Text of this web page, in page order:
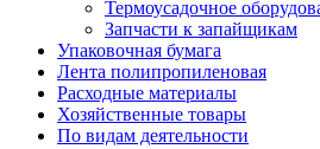
Термоусадочное
Запчасти к запайщикам
Упаковочная бумага
Лента полипропиленовая
Расходные материалы
Хозяйственные товары
По видам деятельности